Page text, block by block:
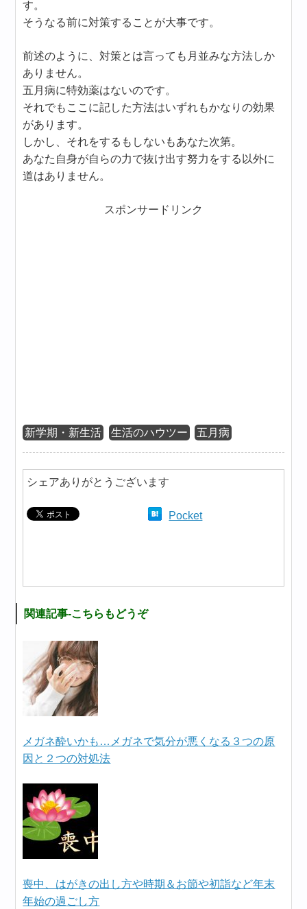
す。
そうなる前に対策することが大事です。
前述のように、対策とは言っても月並みな方法しか
ありません。
五月病に特効薬はないのです。
それでもここに記した方法はいずれもかなりの効果
があります。
しかし、それをするもしないもあなた次第。
あなた自身が自らの力で抜け出す努力をする以外に
道はありません。
スポンサードリンク
新学期・新生活 生活のハウツー 五月病
シェアありがとうございます
Pocket
関連記事-こちらもどうぞ
メガネ酔いかも…メガネで気分が悪くなる３つの原
因と２つの対処法
喪中、はがきの出し方や時期＆お節や初詣など年末
年始の過ごし方